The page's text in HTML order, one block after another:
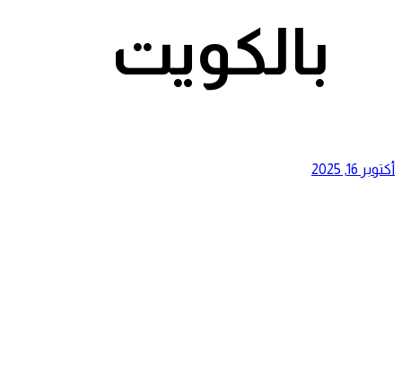
بالكويت
أكتوبر 16, 2025